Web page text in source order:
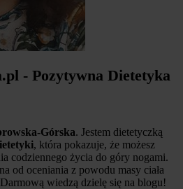
- Pozytywna Dietetyka
Górska. Jestem dietetyczką
, która pokazuje, że możesz
codziennego życia do góry nogami.
od oceniania z powodu masy ciała
wiedzą dzielę się na blogu!